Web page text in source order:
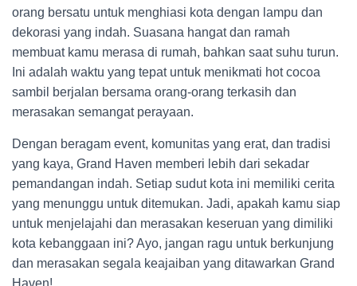
orang bersatu untuk menghiasi kota dengan lampu dan
dekorasi yang indah. Suasana hangat dan ramah
membuat kamu merasa di rumah, bahkan saat suhu turun.
Ini adalah waktu yang tepat untuk menikmati hot cocoa
sambil berjalan bersama orang-orang terkasih dan
merasakan semangat perayaan.
Dengan beragam event, komunitas yang erat, dan tradisi
yang kaya, Grand Haven memberi lebih dari sekadar
pemandangan indah. Setiap sudut kota ini memiliki cerita
yang menunggu untuk ditemukan. Jadi, apakah kamu siap
untuk menjelajahi dan merasakan keseruan yang dimiliki
kota kebanggaan ini? Ayo, jangan ragu untuk berkunjung
dan merasakan segala keajaiban yang ditawarkan Grand
Haven!